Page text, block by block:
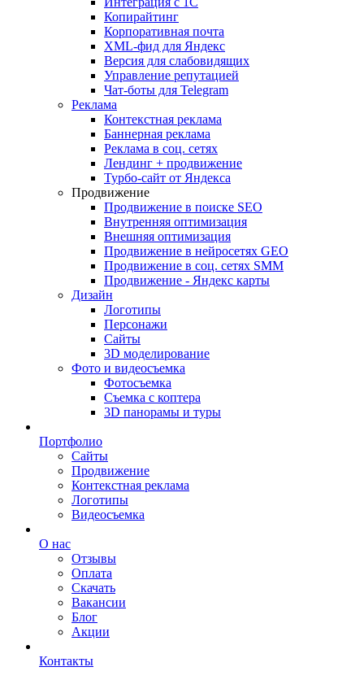
Копирайтинг
Корпоративная почта
XML-фид для Яндекс
Версия для слабовидящих
Управление репутацией
Чат-боты для Telegram
Реклама
Контекстная реклама
Баннерная реклама
Реклама в соц. сетях
Лендинг + продвижение
Турбо-сайт от Яндекса
Продвижение
Продвижение в поиске SEO
Внутренняя оптимизация
Внешняя оптимизация
Продвижение в нейросетях GEO
Продвижение в соц. сетях SMM
Продвижение - Яндекс карты
Дизайн
Логотипы
Персонажи
Сайты
3D моделирование
Фото и видеосъемка
Фотосъемка
Съемка с коптера
3D панорамы и туры
Портфолио
Сайты
Продвижение
Контекстная реклама
Логотипы
Видеосъемка
О нас
Отзывы
Оплата
Скачать
Вакансии
Блог
Акции
Контакты